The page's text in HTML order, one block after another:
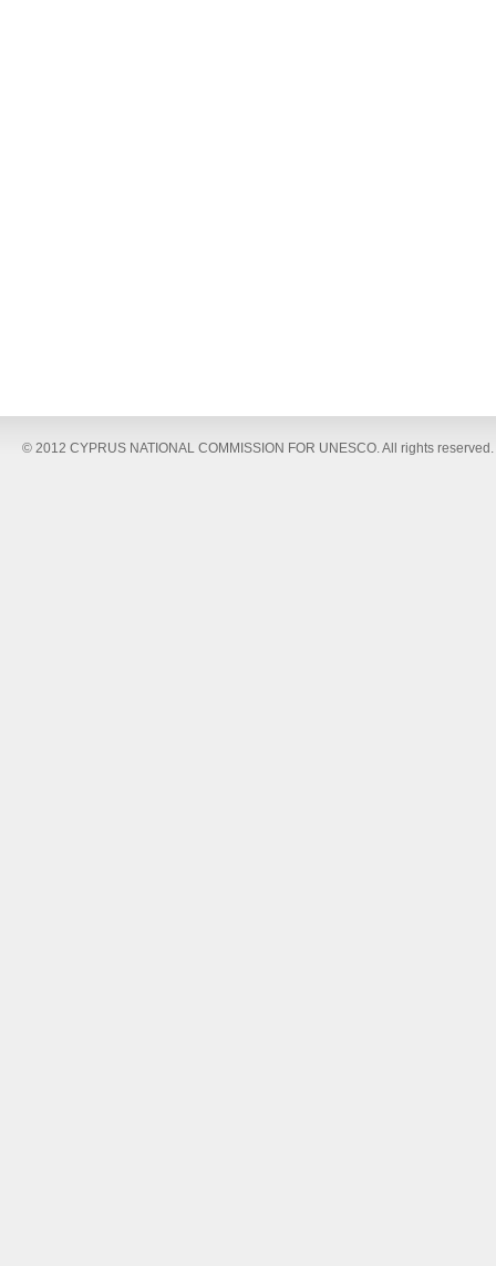
© 2012 CYPRUS NATIONAL COMMISSION FOR UNESCO. All rights reserved.